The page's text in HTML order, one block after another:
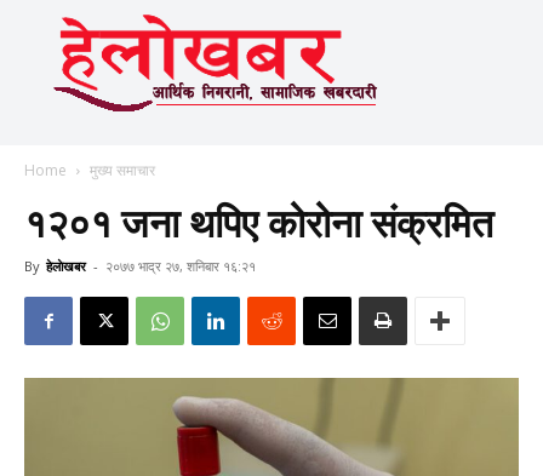
Home मुख्य समाचार
१२०१ जना थपिए कोरोना संक्रमित
By हेलाेखबर - २०७७ भाद्र २७, शनिबार १६:२१